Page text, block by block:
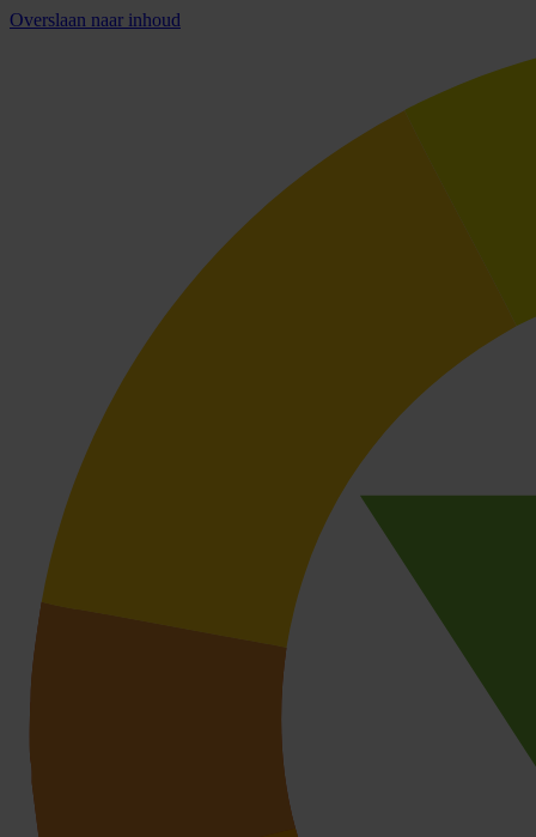
Overslaan naar inhoud